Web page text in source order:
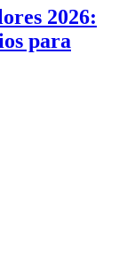
2026:
para